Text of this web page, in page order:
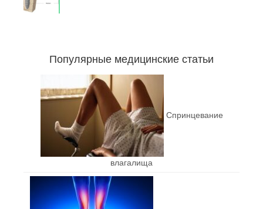
Популярные медицинские статьи
Спринцевание
влагалища